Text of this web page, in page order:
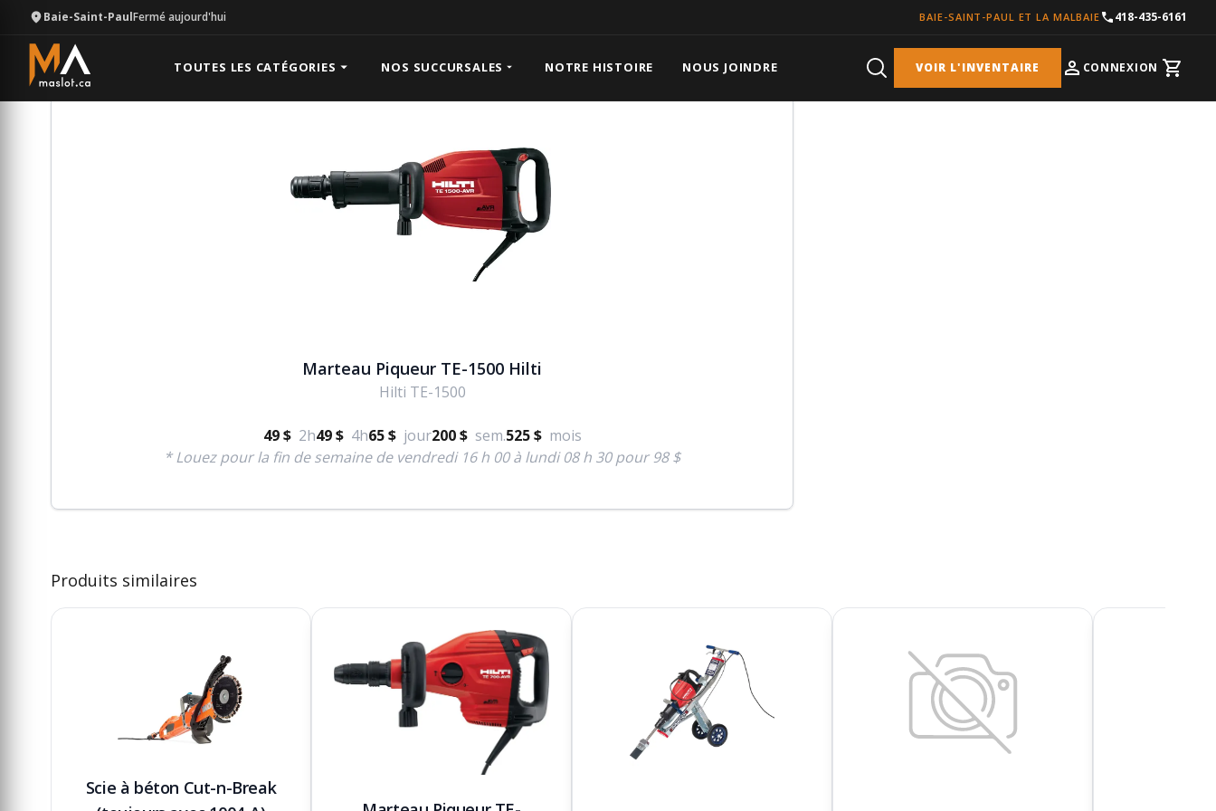
Baie-Saint-PaulFermé aujourd'hui BAIE-SAINT-PAUL ET LA MALBAIE 418-435-6161
TOUTES LES CATÉGORIES NOS SUCCURSALES NOTRE HISTOIRE NOUS JOINDRE VOIR L'INVENTAIRE CONNEXION Cart
Équipement Béton
Marteau Piqueur TE-1500 Hilti
Hilti TE-1500
49 $ 2h49 $ 4h65 $ jour200 $ sem.525 $ mois
* Louez pour la fin de semaine de vendredi 16 h 00 à lundi 08 h 30 pour 98 $
Produits similaires
Scie à béton Cut-n-Break